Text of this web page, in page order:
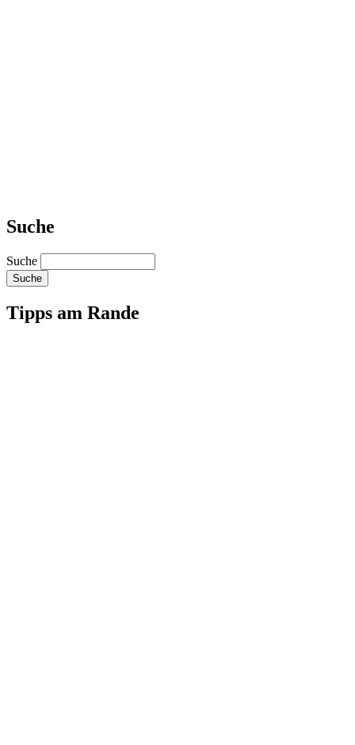
Suche
Suche
Tipps am Rande